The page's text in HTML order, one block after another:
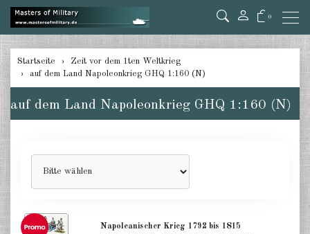
0
zurück
Großbritannien 1:1200
zur See Napoleonkrieg Spanien
1:1200
Startseite
Zeit vor dem 1ten Weltkrieg
auf dem Land Napoleonkrieg GHQ 1:160 (N)
auf dem Land Napoleonkrieg GHQ 1:160 (N)
Napoleanischer Krieg 1792 bis 1815